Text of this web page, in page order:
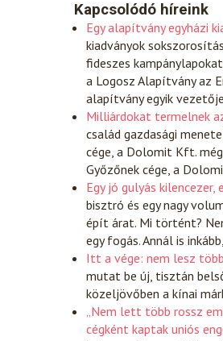
Kapcsolódó híreink
Egy alapítvány egyházi
kiadványok
fideszes
a Logosz Alapítvány az
alapítvány egyik
Milliárdokat termelnek
család gazdasági
cége, a Dolomit Kft.
Győzőnek cége, a
Egy jó gulyás
bisztró és egy nagy
épít árat. Mi történt?
egy fogás. Annál is
Itt a vége: nem lesz
mutat be új, tisztán
közeljövőben a kínai
„Nem lett több rossz
cégként kaptak uniós